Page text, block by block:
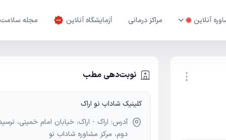
آنلاین مراکز درمانی آزمایشگاه آنلاین مجله سلامت
نوبت‌دهی مطب
کلینیک شاداب نو اراک
آدرس: اراک - اراک، خیابان امام خمینی،
دوم، مرکز مشاوره شاداب نو